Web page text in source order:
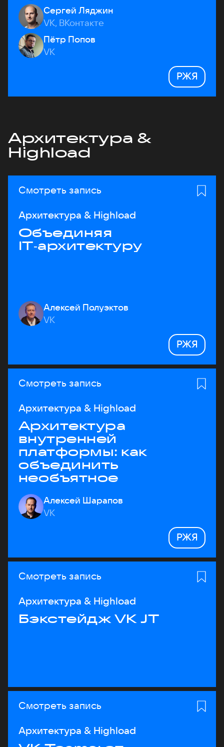
Сергей Ляджин
VK, ВКонтакте
Пётр Попов
VK
РЖЯ
Архитектура &
Highload
Смотреть запись
Архитектура & Highload
Объединяя
IT‑архитектуру
Алексей Полуэктов
VK
РЖЯ
Смотреть запись
Архитектура & Highload
Архитектура
внутренней
платформы: как
объединить
необъятное
Алексей Шарапов
VK
РЖЯ
Смотреть запись
Архитектура & Highload
Бэкстейдж VK JT
Смотреть запись
Архитектура & Highload